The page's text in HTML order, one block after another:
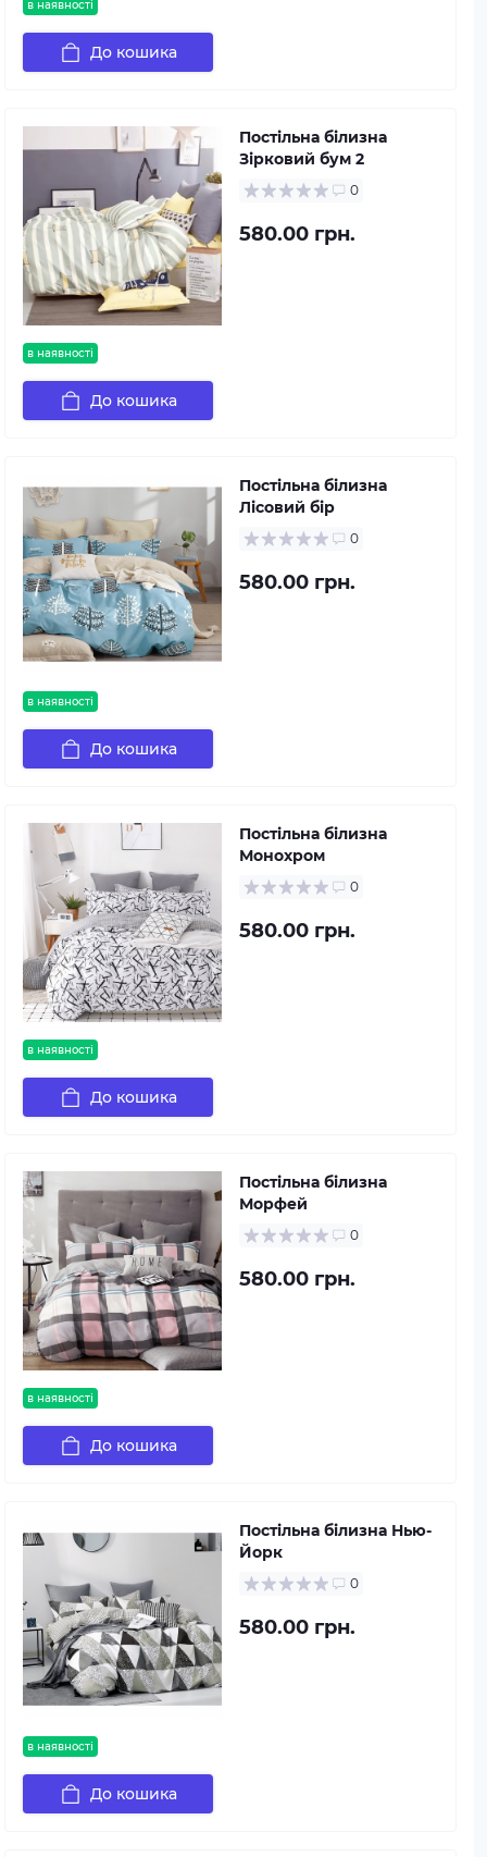
в наявності
До кошика
в наявності
Постільна білизна
Зірковий бум 2
0
580.00 грн.
До кошика
в наявності
Постільна білизна
Лісовий бір
0
580.00 грн.
До кошика
в наявності
Постільна білизна
Монохром
0
580.00 грн.
До кошика
в наявності
Постільна білизна
Морфей
0
580.00 грн.
До кошика
в наявності
Постільна білизна Нью-
Йорк
0
580.00 грн.
До кошика